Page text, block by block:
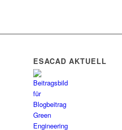
ESACAD AKTUELL